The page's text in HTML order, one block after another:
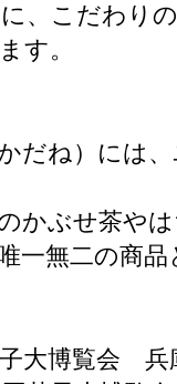
、こだわり
す。
だね）には
かぶせ茶や
一無二の商品
全国菓